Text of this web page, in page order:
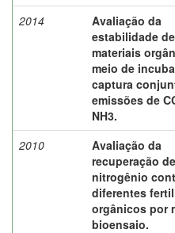
2014
Avaliação da
estabilidade de
materiais
meio de
captura
emissões de
NH3.
2010
Avaliação da
recuperação de
nitrogênio
diferentes
orgânicos por
bioensaio.